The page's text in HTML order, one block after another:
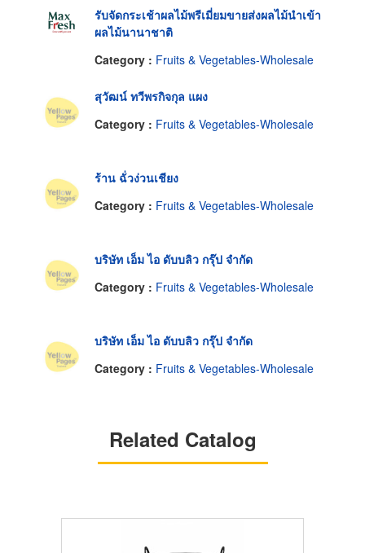
รับจัดกระเช้าผลไม้พรีเมี่ยมขายส่งผลไม้นำเข้า
ผลไม้นานาชาติ
Category : Fruits & Vegetables-Wholesale
สุวัฒน์ ทวีพรกิจกุล แผง
Category : Fruits & Vegetables-Wholesale
ร้าน ฉั่วง่วนเชียง
Category : Fruits & Vegetables-Wholesale
บริษัท เอ็ม ไอ ดับบลิว กรุ๊ป จำกัด
Category : Fruits & Vegetables-Wholesale
บริษัท เอ็ม ไอ ดับบลิว กรุ๊ป จำกัด
Category : Fruits & Vegetables-Wholesale
Related Catalog